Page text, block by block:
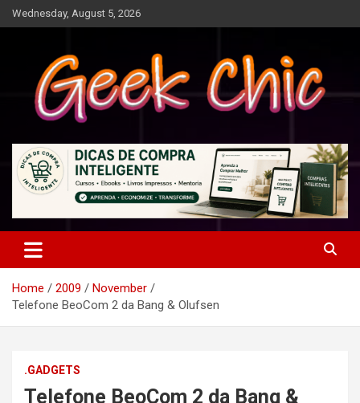
Skip
to
Wednesday, August 5, 2026
Geek Chic
Home 2009
November
Telefone BeoCom 2 da Bang & Olufsen
.GADGETS
Telefone BeoCom 2 da Bang &